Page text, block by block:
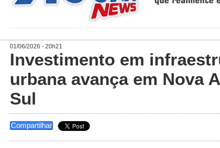
01/06/2026 - 20h21
Investimento em
urbana avança em Nova
Sul
Compartilhar